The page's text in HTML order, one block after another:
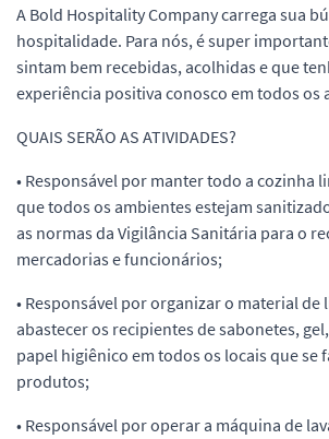
A Bold Hospitality Company carrega sua
hospitalidade. Para nós, é super
sintam bem recebidas, acolhidas e que
experiência positiva conosco em todos os
QUAIS SERÃO AS ATIVIDADES?
• Responsável por manter todo a cozinha
que todos os ambientes estejam
as normas da Vigilância Sanitária para o
mercadorias e funcionários;
• Responsável por organizar o material de
abastecer os recipientes de sabonetes,
papel higiênico em todos os locais que se
produtos;
• Responsável por operar a máquina de